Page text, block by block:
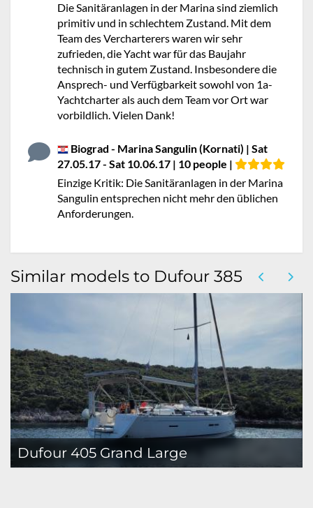
Die Sanitäranlagen in der Marina sind ziemlich
primitiv und in schlechtem Zustand. Mit dem
Team des Vercharterers waren wir sehr
zufrieden, die Yacht war für das Baujahr
technisch in gutem Zustand. Insbesondere die
Ansprech- und Verfügbarkeit sowohl von 1a-
Yachtcharter als auch dem Team vor Ort war
vorbildlich. Vielen Dank!
Biograd - Marina Sangulin (Kornati) | Sat
27.05.17 - Sat 10.06.17 | 10 people |
Einzige Kritik: Die Sanitäranlagen in der Marina
Sangulin entsprechen nicht mehr den üblichen
Anforderungen.
Similar models to Dufour 385
Dufour 405 Grand Large